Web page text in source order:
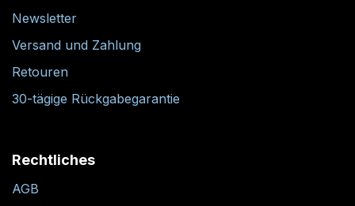
Newsletter
Versand und Zahlung
Retouren
30-tägige Rückgabegarantie
Rechtliches
AGB